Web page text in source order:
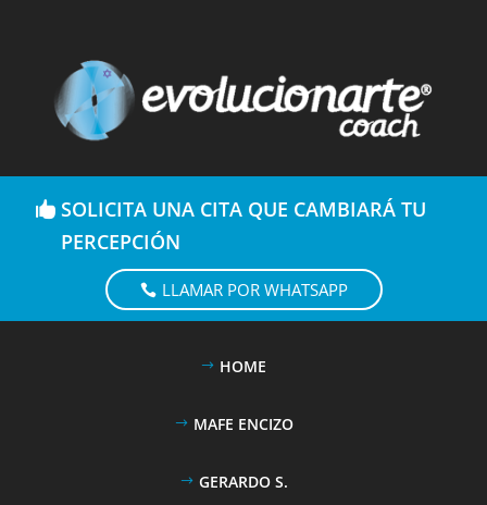
SOLICITA UNA CITA QUE CAMBIARÁ TU
PERCEPCIÓN
LLAMAR POR WHATSAPP
HOME
MAFE ENCIZO
GERARDO S.